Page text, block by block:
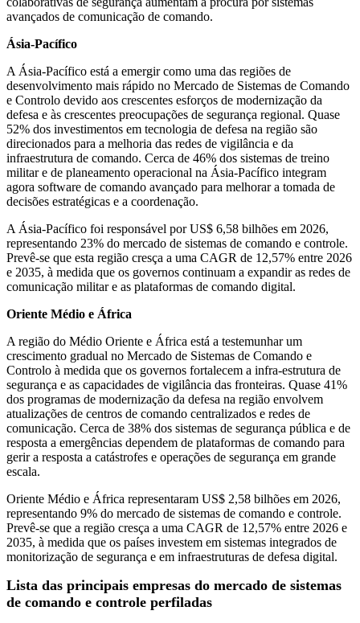
avançados de comunicação de comando.
Ásia-Pacífico
A Ásia-Pacífico está a emergir como uma das regiões de
desenvolvimento mais rápido no Mercado de Sistemas de Comando
e Controlo devido aos crescentes esforços de modernização da
defesa e às crescentes preocupações de segurança regional. Quase
52% dos investimentos em tecnologia de defesa na região são
direcionados para a melhoria das redes de vigilância e da
infraestrutura de comando. Cerca de 46% dos sistemas de treino
militar e de planeamento operacional na Ásia-Pacífico integram
agora software de comando avançado para melhorar a tomada de
decisões estratégicas e a coordenação.
A Ásia-Pacífico foi responsável por US$ 6,58 bilhões em 2026,
representando 23% do mercado de sistemas de comando e controle.
Prevê-se que esta região cresça a uma CAGR de 12,57% entre 2026
e 2035, à medida que os governos continuam a expandir as redes de
comunicação militar e as plataformas de comando digital.
Oriente Médio e África
A região do Médio Oriente e África está a testemunhar um
crescimento gradual no Mercado de Sistemas de Comando e
Controlo à medida que os governos fortalecem a infra-estrutura de
segurança e as capacidades de vigilância das fronteiras. Quase 41%
dos programas de modernização da defesa na região envolvem
atualizações de centros de comando centralizados e redes de
comunicação. Cerca de 38% dos sistemas de segurança pública e de
resposta a emergências dependem de plataformas de comando para
gerir a resposta a catástrofes e operações de segurança em grande
escala.
Oriente Médio e África representaram US$ 2,58 bilhões em 2026,
representando 9% do mercado de sistemas de comando e controle.
Prevê-se que a região cresça a uma CAGR de 12,57% entre 2026 e
2035, à medida que os países investem em sistemas integrados de
monitorização de segurança e em infraestruturas de defesa digital.
Lista das principais empresas do mercado de sistemas
de comando e controle perfiladas